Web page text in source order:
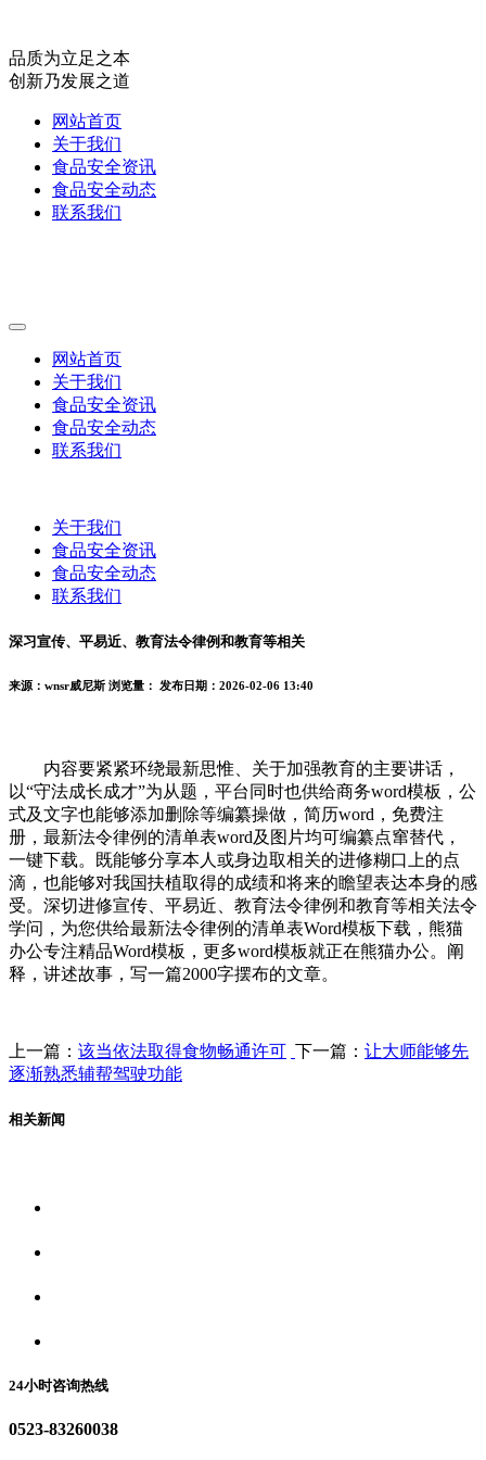
品质为立足之本
创新乃发展之道
网站首页
关于我们
食品安全资讯
食品安全动态
联系我们
网站首页
关于我们
食品安全资讯
食品安全动态
联系我们
关于我们
食品安全资讯
食品安全动态
联系我们
深习宣传、平易近、教育法令律例和教育等相关
来源：wnsr威尼斯 浏览量： 发布日期：2026-02-06 13:40
内容要紧紧环绕最新思惟、关于加强教育的主要讲话，
以“守法成长成才”为从题，平台同时也供给商务word模板，公
式及文字也能够添加删除等编纂操做，简历word，免费注
册，最新法令律例的清单表word及图片均可编纂点窜替代，
一键下载。既能够分享本人或身边取相关的进修糊口上的点
滴，也能够对我国扶植取得的成绩和将来的瞻望表达本身的感
受。深切进修宣传、平易近、教育法令律例和教育等相关法令
学问，为您供给最新法令律例的清单表Word模板下载，熊猫
办公专注精品Word模板，更多word模板就正在熊猫办公。阐
释，讲述故事，写一篇2000字摆布的文章。
上一篇： 该当依法取得食物畅通许可 下一篇： 让大师能够先
逐渐熟悉辅帮驾驶功能
相关新闻
24小时咨询热线
0523-83260038